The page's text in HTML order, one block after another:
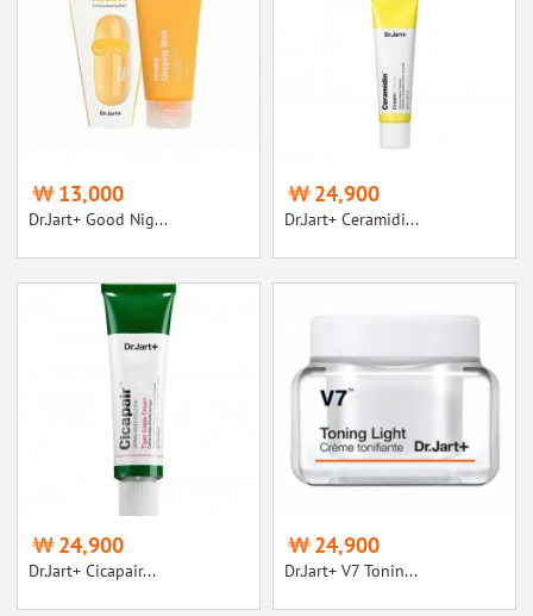
13,000
Dr.Jart+ Good Nig...
24,900
Dr.Jart+ Ceramidi...
24,900
Dr.Jart+ Cicapair...
24,900
Dr.Jart+ V7 Tonin...